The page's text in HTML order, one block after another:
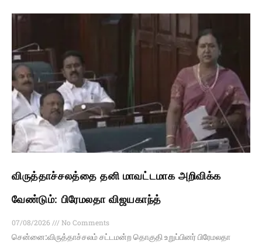
விருத்தாச்சலத்தை தனி மாவட்டமாக அறிவிக்க
வேண்டும்: பிரேமலதா விஜயகாந்த்
07/08/2026
No Comments
சென்னை:விருத்தாச்சலம் சட்டமன்ற தொகுதி உறுப்பினர் பிரேமலதா